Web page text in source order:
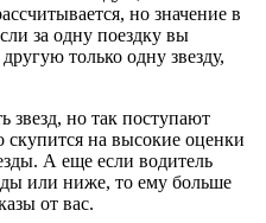
но значение в
за одну поездку вы
только одну звезду,
звезд, но так поступают
скупится на высокие оценки
А еще если водитель
или ниже, то ему больше
от вас.